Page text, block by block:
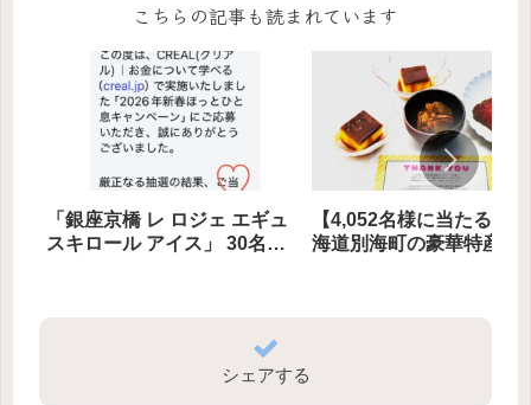
こちらの記事も読まれています
「銀座京橋 レ ロジェ エギュ
スキロール アイス」 30名様
【4,052名様に当たる】
海道別海町の豪華特産品
シェアする